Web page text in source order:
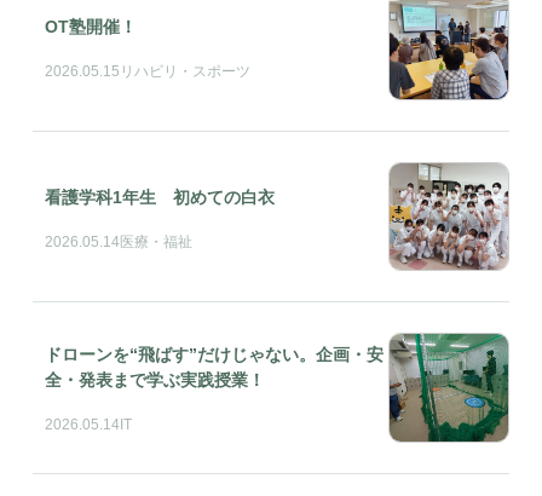
OT塾開催！
2026.05.15 リハビリ・スポーツ
看護学科1年生 初めての白衣
2026.05.14医療・福祉
ドローンを“飛ばす”だけじゃない。企画・安
全・発表まで学ぶ実践授業！
2026.05.14 IT